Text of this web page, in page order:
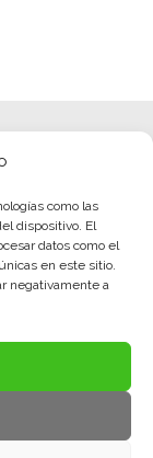
como las
dispositivo. El
datos como el
en este sitio.
negativamente a